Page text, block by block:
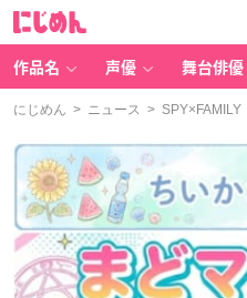
作品名 声優 舞台俳優
にじめん > ニュース > SPY×FAMILY